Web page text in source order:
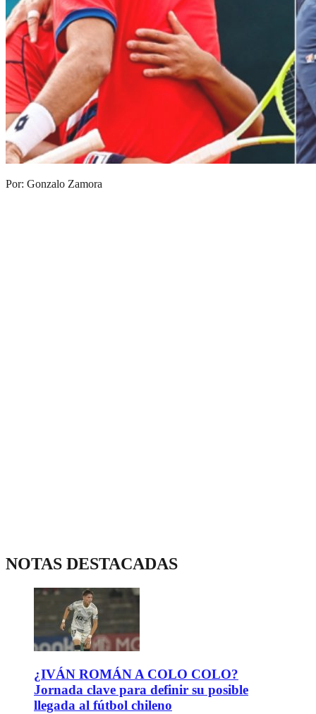
Por: Gonzalo Zamora
NOTAS DESTACADAS
¿IVÁN ROMÁN A COLO COLO?
Jornada clave para definir su posible
llegada al fútbol chileno